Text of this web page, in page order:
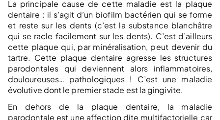
La principale cause de cette maladie est la plaque
dentaire : il s’agit d’un biofilm bactérien qui se forme
et reste sur les dents (c’est la substance blanchâtre
qui se racle facilement sur les dents). C’est d’ailleurs
cette plaque qui, par minéralisation, peut devenir du
tartre. Cette plaque dentaire agresse les structures
parodontales qui deviennent alors inflammatoires,
douloureuses… pathologiques ! C’est une maladie
évolutive dont le premier stade est la gingivite.
En dehors de la plaque dentaire, la maladie
parodontale est une affection dite multifactorielle car